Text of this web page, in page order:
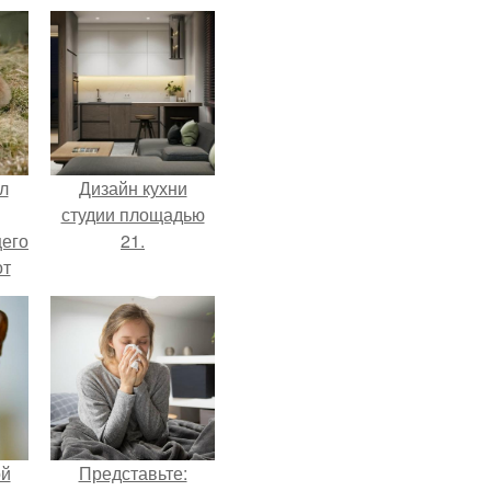
Дизайн кухни
студии площадью
21.
Представьте: